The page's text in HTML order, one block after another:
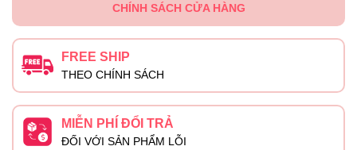
CHÍNH SÁCH CỬA HÀNG
FREE SHIP
THEO CHÍNH SÁCH
MIỄN PHÍ ĐỔI TRẢ
ĐỐI VỚI SẢN PHẨM LỖI